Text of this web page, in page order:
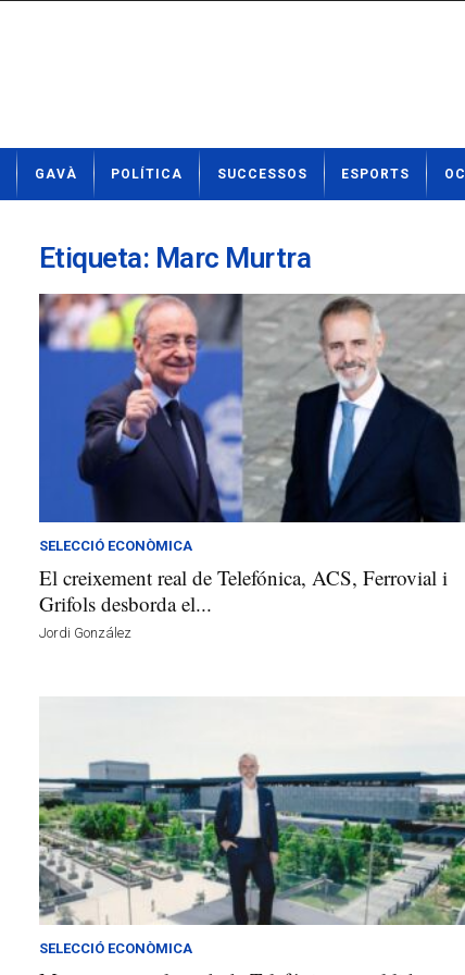
t
GAVÀ POLÍTICA SUCCESSOS ESPORTS OCI
Etiqueta: Marc Murtra
SELECCIÓ ECONÒMICA
El creixement real de Telefónica, ACS, Ferrovial i
Grifols desborda el...
Jordi González
SELECCIÓ ECONÒMICA